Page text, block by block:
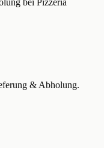
bei Pizzeria
& Abholung.